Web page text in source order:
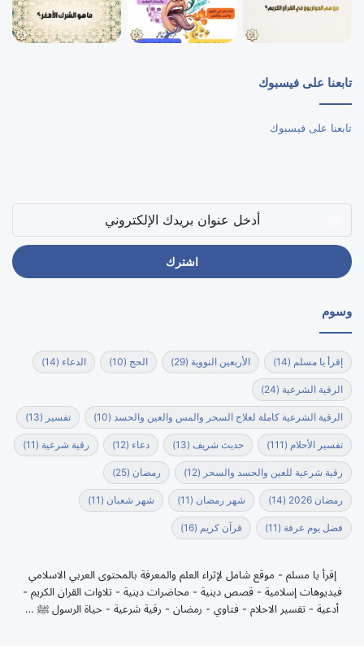
تابعنا على فيسبوك
تابعنا على فيسبوك
بريدك
الإلكتروني
وسوم
إقرأ يا مسلم (14) الأربعين النووية (29) الحج (10) الدعاء (14)
الرقية الشرعية (24)
الرقية الشرعية كاملة لعلاج السحر والمس والعين والحسد (10) تفسير (13)
تفسير الأحلام (111) حديث شريف (13) دعاء (12) رقية شرعية (11)
رقية شرعية للعين والحسد والسحر (12) رمضان (25)
رمضان 2026 (14) شهر رمضان (11) شهر شعبان (11)
فضل يوم عرفة (11) قرآن كريم (16)
إقرأ يا مسلم - موقع شامل لإثراء العلم والمعرفة بالمحتوى العربي الاسلامي
فيديوهات إسلامية - قصص دينية - محاضرات دينية - تلاوات القران الكريم -
أدعية - تفسير الاحلام - فتاوي - رمضان - رقية شرعية - حياة الرسول ﷺ …